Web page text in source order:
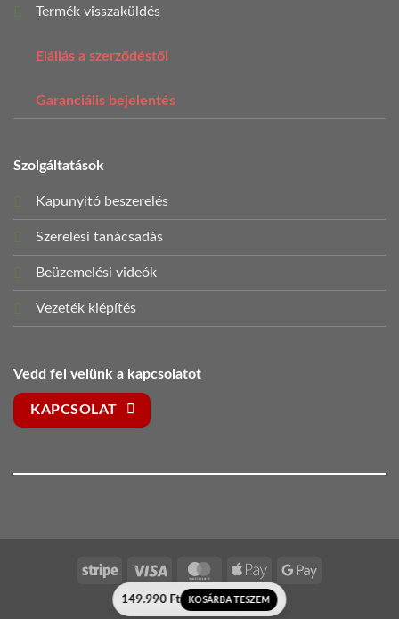
Termék visszaküldés
Elállás a szerződéstől
Garanciális bejelentés
Szolgáltatások
Kapunyitó beszerelés
Szerelési tanácsadás
Beüzemelési videók
Vezeték kiépítés
Vedd fel velünk a kapcsolatot
KAPCSOLAT
Stripe Visa MasterCardApple
Pay
Google
Elektromos Kapunyito 2026 ©
149.990 Ft KOSÁRBA TESZEM